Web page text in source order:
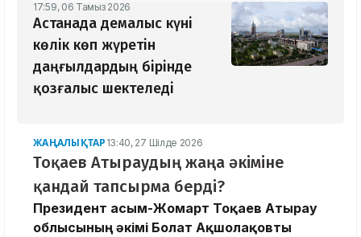
17:59, 06 Тамыз 2026
Астанада демалыс күні
көлік көп жүретін
даңғылдардың бірінде
қозғалыс шектеледі
ЖАҢАЛЫҚТАР 13:40, 27 Шілде 2026
Тоқаев Атыраудың жаңа әкіміне
қандай тапсырма берді?
Президент Қасым-Жомарт Тоқаев Атырау
облысының әкімі Болат Ақшолақовты